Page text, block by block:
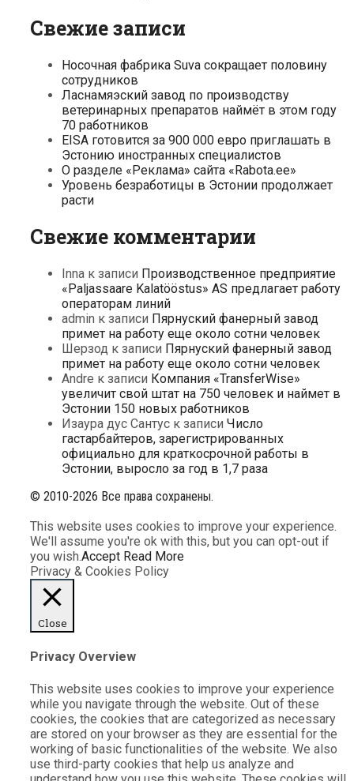
Свежие записи
Носочная фабрика Suva сокращает половину
сотрудников
Ласнамяэский завод по производству
ветеринарных препаратов наймёт в этом году
70 работников
EISA готовится за 900 000 евро приглашать в
Эстонию иностранных специалистов
О разделе «Реклама» сайта «Rabota.ee»
Уровень безработицы в Эстонии продолжает
расти
Свежие комментарии
Inna к записи Производственное предприятие
«Paljassaare Kalatööstus» AS предлагает работу
операторам линий
admin к записи Пярнуский фанерный завод
примет на работу еще около сотни человек
Шерзод к записи Пярнуский фанерный завод
примет на работу еще около сотни человек
Andre к записи Компания «TransferWise»
увеличит свой штат на 750 человек и наймет в
Эстонии 150 новых работников
Изаура дус Сантус к записи Число
гастарбайтеров, зарегистрированных
официально для краткосрочной работы в
Эстонии, выросло за год в 1,7 раза
© 2010-2026 Все права сохранены.
This website uses cookies to improve your experience.
We'll assume you're ok with this, but you can opt-out if
you wish.Accept Read More
Privacy & Cookies Policy
Close
Privacy Overview
This website uses cookies to improve your experience
while you navigate through the website. Out of these
cookies, the cookies that are categorized as necessary
are stored on your browser as they are essential for the
working of basic functionalities of the website. We also
use third-party cookies that help us analyze and